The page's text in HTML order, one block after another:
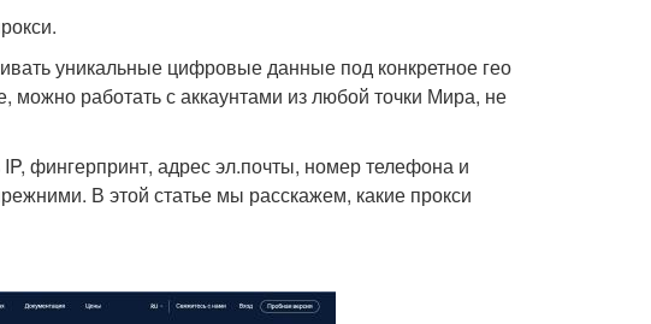
уникальные цифровые данные под конкретное гео
можно работать с аккаунтами из любой точки Мира, не
фингерпринт, адрес эл.почты, номер телефона и
В этой статье мы расскажем, какие прокси